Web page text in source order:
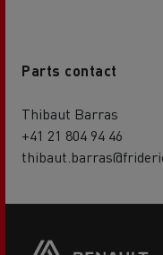
Parts contact
Thibaut Barras
+41 21 804 94 46